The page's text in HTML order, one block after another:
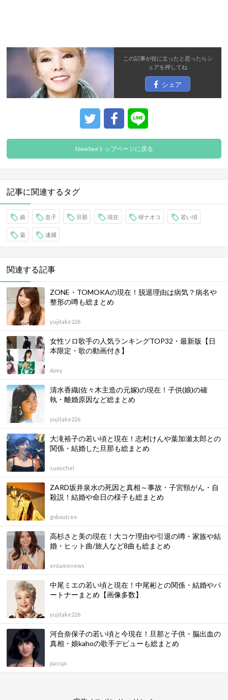
この記事が役に立ったと思ったらシ
ェアを押してね
シェア
NewSeeトップページに戻る
記事に関連するタグ
娘 息子 旦那 現在 研ナオコ 若い頃
薬 逮捕
関連する記事
ZONE・TOMOKAの現在！脱退理由は病気？病名や
整形の噂も総まとめ
yujitake226
女性ソロ歌手の人気ランキングTOP32・最新版【日
本限定・歌の動画付き】
Aimy
清水香織(佐々木主造の元嫁)の現在！子供(娘)の確
執・離婚原因など総まとめ
yujitake226
大滝裕子の若い頃と現在！志村けんや葉加瀬太郎との
関係・結婚した旦那も総まとめ
sumichel
ZARD坂井泉水の死因と真相～事故・子宮頸がん・自
殺説！結婚や命日の様子も総まとめ
goboutree
高杉さと美の現在！大コケ理由や引退の噂・家族や結
婚・ヒット曲/旅人など8曲も総まとめ
entamenews
中尾ミエの若い頃と現在！中尾彬との関係・結婚やパ
ートナーまとめ【画像多数】
yujitake226
河合奈保子の若い頃と今現在！旦那と子供・脳出血の
真相・娘kahoの歌手デビューも総まとめ
passpi